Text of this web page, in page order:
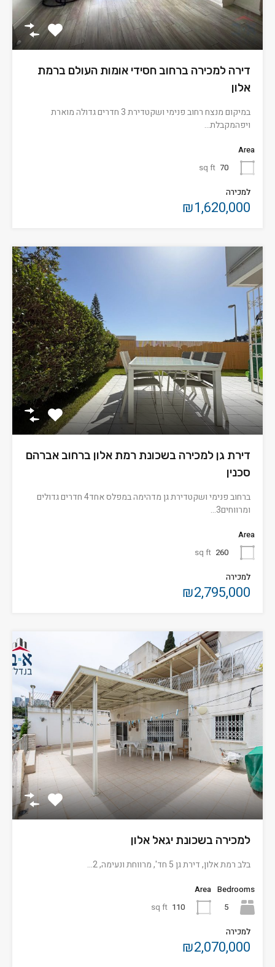
דירה למכירה ברחוב חסידי אומות העולם ברמת
אלון
במיקום מנצח רחוב פנימי ושקטדירת 3 חדרים גדולה מוארת
ויפהמקבלת…
Area
70
sq ft
למכירה
₪1,620,000
דירת גן למכירה בשכונת רמת אלון ברחוב אברהם
סכנין
ברחוב פנימי ושקטדירת גן מדהימה במפלס אחד4 חדרים גדולים
ומרווחים3…
Area
260
sq ft
למכירה
₪2,795,000
למכירה בשכונת יגאל אלון
בלב רמת אלון, דירת גן 5 חד', מרווחת ונעימה, 2…
Bedrooms
5
Area
110
sq ft
למכירה
₪2,070,000